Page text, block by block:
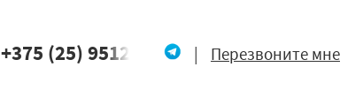
+375 (25) 951234 | Перезвоните мне